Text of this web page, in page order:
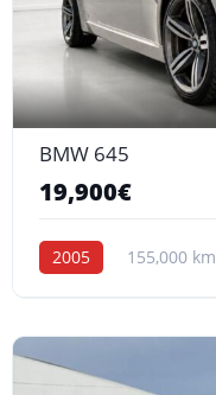
BMW 645
19,900€
2005 155,000 km